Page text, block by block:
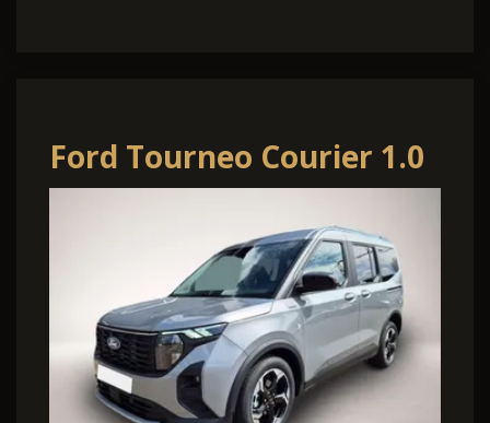
Ford Tourneo Courier 1.0
EcoBoost 125PS Active